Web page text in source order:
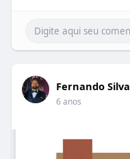
Fernando Silva
6 anos